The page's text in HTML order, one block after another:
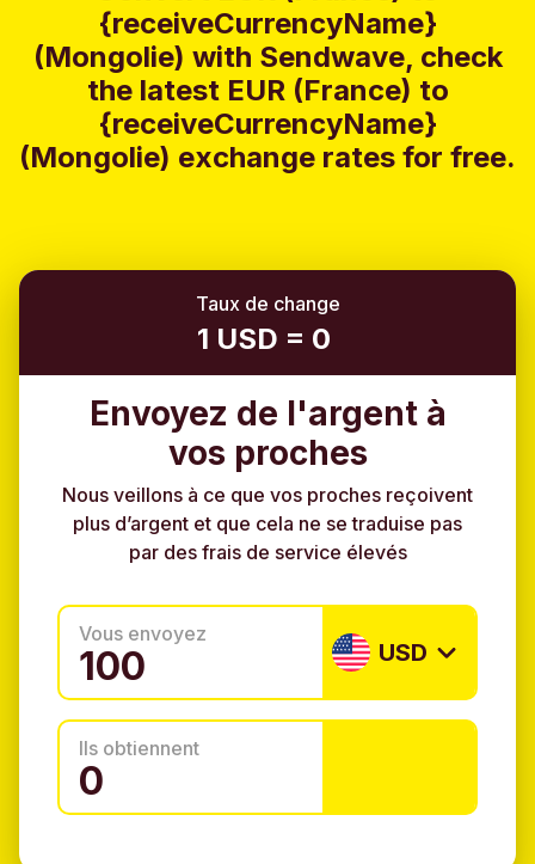
{receiveCurrencyName}
(Mongolie) with Sendwave, check
the latest EUR (France) to
{receiveCurrencyName}
(Mongolie) exchange rates for free.
Taux de change
1 USD = 0
Envoyez de l'argent à
vos proches
Nous veillons à ce que vos proches reçoivent
plus d’argent et que cela ne se traduise pas
par des frais de service élevés
Vous envoyez
USD
Ils obtiennent